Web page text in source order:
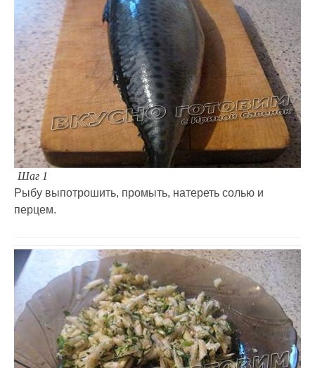
Шаг 1
Рыбу выпотрошить, промыть, натереть солью и
перцем.